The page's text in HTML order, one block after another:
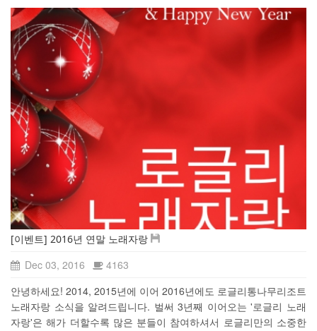
[이벤트] 2016년 연말 노래자랑
Dec 03, 2016
4163
안녕하세요! 2014, 2015년에 이어 2016년에도 로글리통나무리조트
노래자랑 소식을 알려드립니다. 벌써 3년째 이어오는 '로글리 노래
자랑'은 해가 더할수록 많은 분들이 참여하셔서 로글리만의 소중한